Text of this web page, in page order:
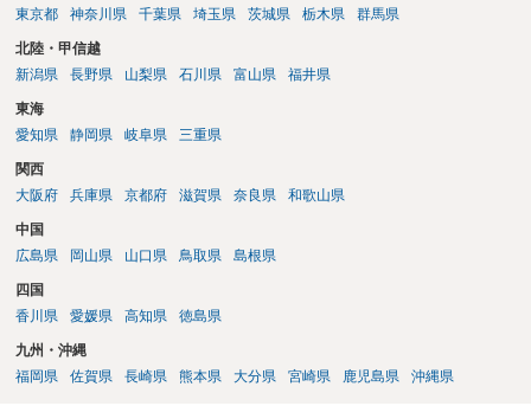
東京都
神奈川県 千葉県 埼玉県 茨城県 栃木県 群馬県
北陸・甲信越
新潟県
長野県 山梨県 石川県 富山県 福井県
東海
愛知県
静岡県 岐阜県 三重県
関西
大阪府
兵庫県 京都府 滋賀県 奈良県 和歌山県
中国
広島県
岡山県 山口県 鳥取県 島根県
四国
香川県
愛媛県 高知県 徳島県
九州・沖縄
福岡県
佐賀県 長崎県 熊本県 大分県 宮崎県 鹿児島県 沖縄県